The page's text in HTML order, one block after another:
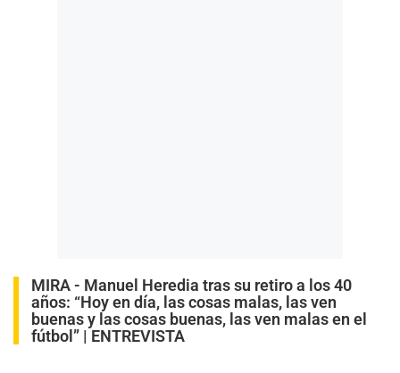
MIRA - Manuel Heredia tras su retiro a los 40
años: “Hoy en día, las cosas malas, las ven
buenas y las cosas buenas, las ven malas en el
fútbol” | ENTREVISTA